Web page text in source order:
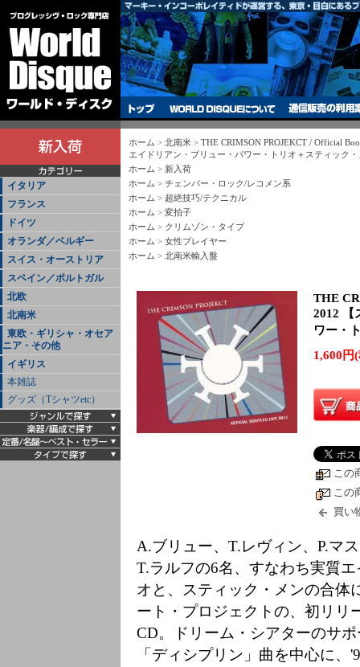
イタリア
フランス
ドイツ
オランダ／ベルギー
スイス・オーストリア
スペイン／ポルトガル
北欧
北南米
東欧・ギリシャ・オセア
ニア・その他
イギリス
本雑誌
グッズ（Tシャツetc）
ホーム > 北南米 > THE CRIMSON PROJEKCT / Official
エイドリアン・ブリュー・パワー・トリオ＋スティック
ホーム > 新入荷
ホーム > チェンバー・ロック/レコメン系
ホーム > 超絶技巧/テクニカル
ホーム > 変拍子
ホーム > クリムゾン・タイプ
ホーム > 女性プレイヤー
ホーム > 北南米輸入盤
THE
2012 【
ワー・
1,600円
この
この
買い
A.ブリュー、T.レヴィン、P.マ
T.ラルフの6名、すなわち実質
オと、スティック・メンの合体
ート・プロジェクトの、初リリ
CD。ドリーム・シアターのサ
「ディシプリン」曲を中心に、